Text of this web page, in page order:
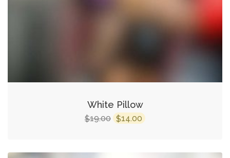
White Pillow
$19.00 $14.00